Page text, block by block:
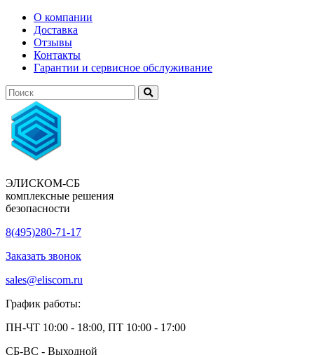
О компании
Доставка
Отзывы
Контакты
Гарантии и сервисное обслуживание
ЭЛИСКОМ-СБ
комплексные решения
безопасности
8(495)280-71-17
Заказать звонок
sales@eliscom.ru
График работы:
ПН-ЧТ 10:00 - 18:00, ПТ 10:00 - 17:00
CБ-ВС - Выходной